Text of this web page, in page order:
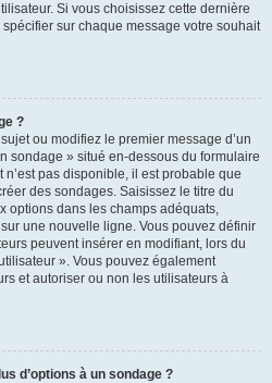
Si vous choisissez cette dernière
sur chaque message votre souhait
?
ou modifiez le premier message d’un
sondage » situé en-dessous du formulaire
pas disponible, il est probable que
des sondages. Saisissez le titre du
options dans les champs adéquats,
une nouvelle ligne. Vous pouvez définir
peuvent insérer en modifiant, lors du
». Vous pouvez également
et autoriser ou non les utilisateurs à
d’options à un sondage ?